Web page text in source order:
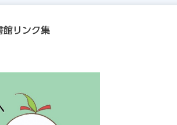
館リンク集